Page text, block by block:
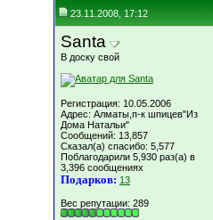
23.11.2008, 17:12
Santa
В доску свой
Регистрация: 10.05.2006
Адрес: Алматы,п-к шпицев"Из
Дома Натальи"
Сообщений: 13,857
Сказал(а) спасибо: 5,577
Поблагодарили 5,930 раз(а) в
3,396 сообщениях
Подарков: 13
Вес репутации: 289